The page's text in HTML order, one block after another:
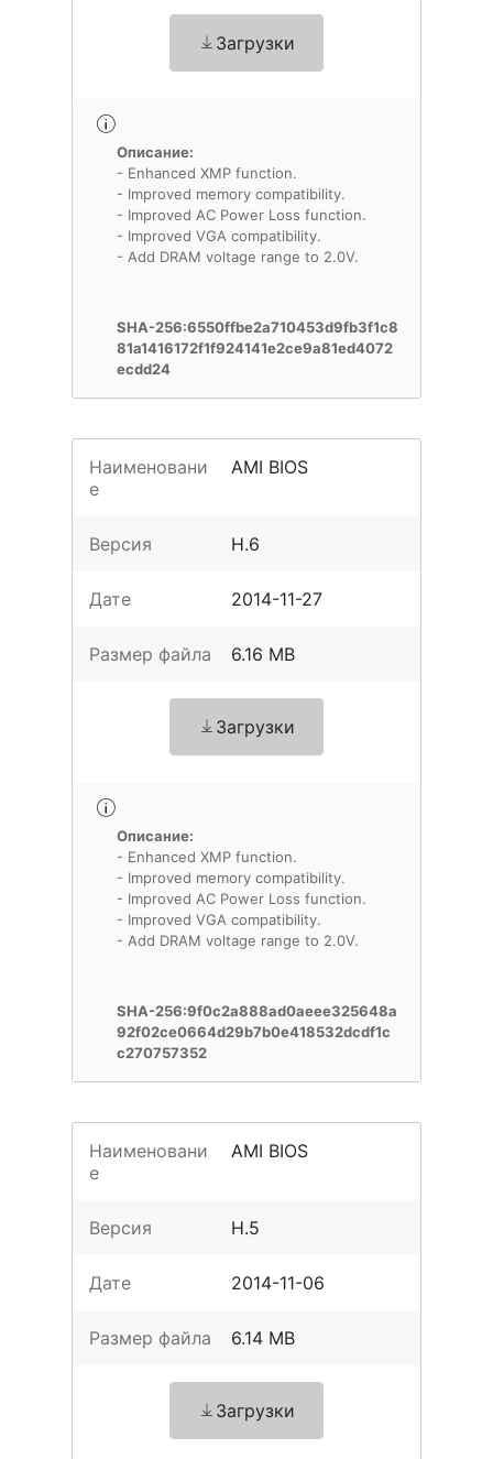
Загрузки
Описание:
- Enhanced XMP function.
- Improved memory compatibility.
- Improved AC Power Loss function.
- Improved VGA compatibility.
- Add DRAM voltage range to 2.0V.
SHA-256:6550ffbe2a710453d9fb3f1c8
81a1416172f1f924141e2ce9a81ed4072
ecdd24
Наименовани
е
AMI BIOS
Версия H.6
Дате 2014-11-27
Размер файла 6.16 MB
Загрузки
Описание:
- Enhanced XMP function.
- Improved memory compatibility.
- Improved AC Power Loss function.
- Improved VGA compatibility.
- Add DRAM voltage range to 2.0V.
SHA-256:9f0c2a888ad0aeee325648a
92f02ce0664d29b7b0e418532dcdf1c
c270757352
Наименовани
е
AMI BIOS
Версия H.5
Дате 2014-11-06
Размер файла 6.14 MB
Загрузки